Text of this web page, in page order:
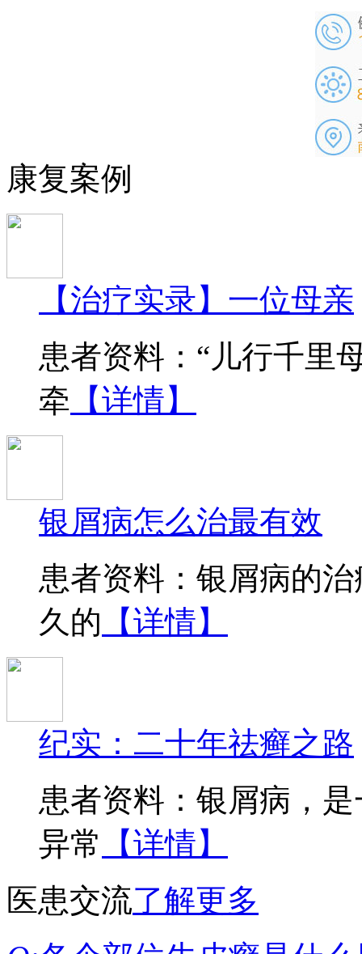
康复案例
【治疗实录】一位母亲
患者资料：“儿行千里
牵 【详情】
银屑病怎么治最有效
患者资料：银屑病的
久的 【详情】
纪实：二十年祛癣之路
患者资料：银屑病，
异常
【详情】
医患交流了解更多